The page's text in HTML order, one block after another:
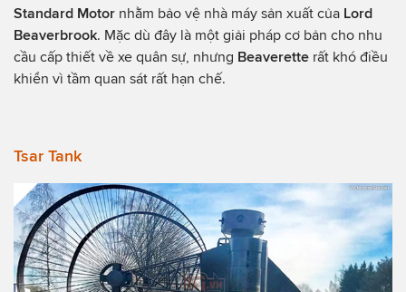
Standard Motor nhằm bảo vệ nhà máy sản xuất của Lord
Beaverbrook. Mặc dù đây là một giải pháp cơ bản cho nhu
cầu cấp thiết về xe quân sự, nhưng Beaverette rất khó điều
khiển vì tầm quan sát rất hạn chế.
Tsar Tank